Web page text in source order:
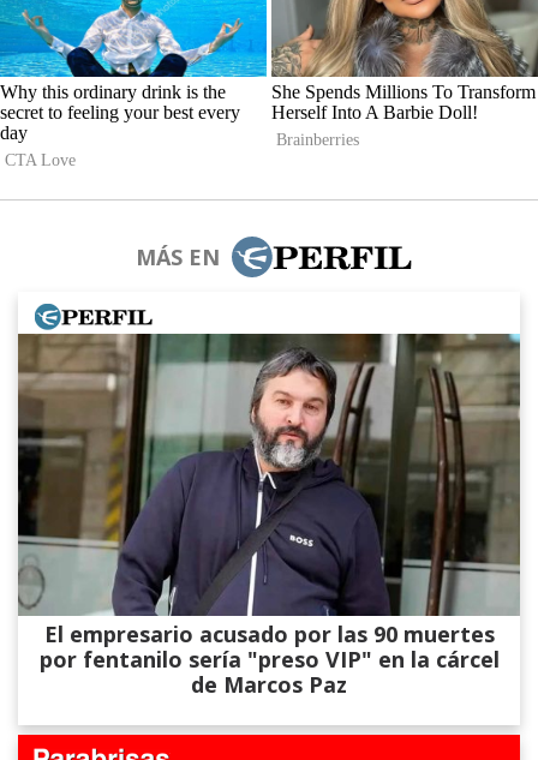
MÁS EN
El empresario acusado por las 90 muertes
por fentanilo sería "preso VIP" en la cárcel
de Marcos Paz